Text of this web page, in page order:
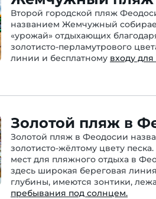
Второй городской пляж
названием Жемчужный
«урожай» отдыхающих
золотисто-перламутрового
линии и бесплатному входу
Золотой пляж в
Золотой пляж в Феодосии
золотисто-жёлтому цвету
мест для пляжного отдыха в
здесь широкая береговая
глубины, имеются зонтики,
пребывания под солнцем.